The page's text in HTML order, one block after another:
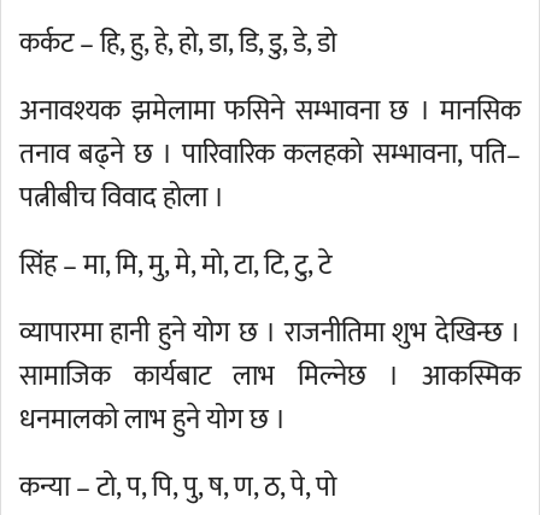
कर्कट – हि, हु, हे, हो, डा, डि, डु, डे, डो
अनावश्यक झमेलामा फसिने सम्भावना छ । मानसिक
तनाव बढ्ने छ । पारिवारिक कलहको सम्भावना, पति–
पत्नीबीच विवाद होला ।
सिंह – मा, मि, मु, मे, मो, टा, टि, टु, टे
व्यापारमा हानी हुने योग छ । राजनीतिमा शुभ देखिन्छ ।
सामाजिक कार्यबाट लाभ मिल्नेछ । आकस्मिक
धनमालको लाभ हुने योग छ ।
कन्या – टो, प, पि, पु, ष, ण, ठ, पे, पो